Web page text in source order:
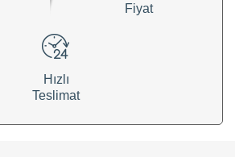
Fiyat
Hızlı
Teslimat